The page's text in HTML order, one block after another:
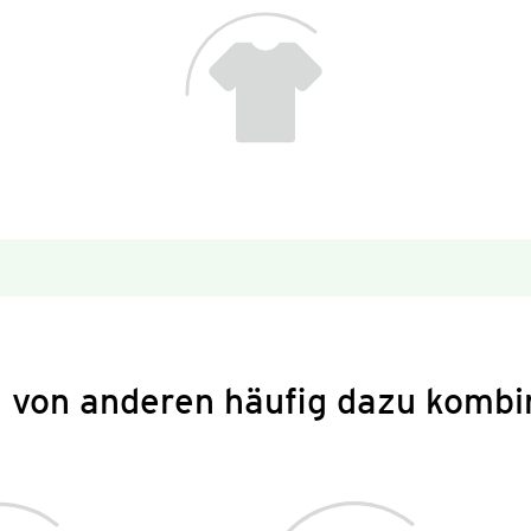
von anderen häufig dazu